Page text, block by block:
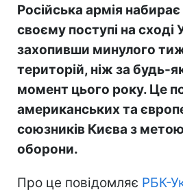
Російська армія
своєму поступі на сході
захопивши минулого
територій, ніж за будь-
момент цього року. Це
американських та
союзників Києва з
оборони.
Про це повідомляє РБК-